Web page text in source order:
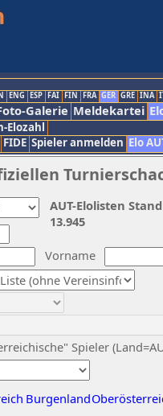
ENG ESP FAI FIN FRA GER GRE INA
Galerie Meldekartei
Elozahl
FIDE Spieler anmelden Elo
Vorname
Spieler
Burgenland
AUT-Elolisten
13.945